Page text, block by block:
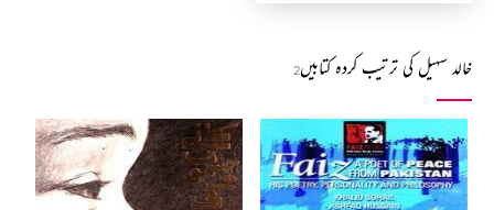
خالد سہیل کی ترتیب کردہ کتابیں2